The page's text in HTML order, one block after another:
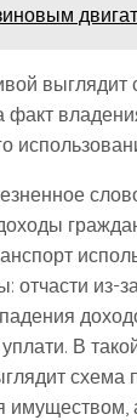
выглядит
факт
отчасти из-
В
схема
имуществом,